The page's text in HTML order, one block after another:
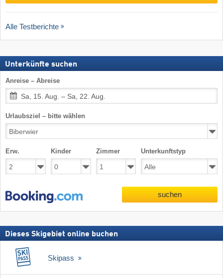
Alle Testberichte
Unterkünfte suchen
Anreise – Abreise
Sa, 15. Aug. – Sa, 22. Aug.
Urlaubsziel – bitte wählen
Erw. Kinder Zimmer Unterkunftstyp
suchen
Dieses Skigebiet online buchen
Skipass